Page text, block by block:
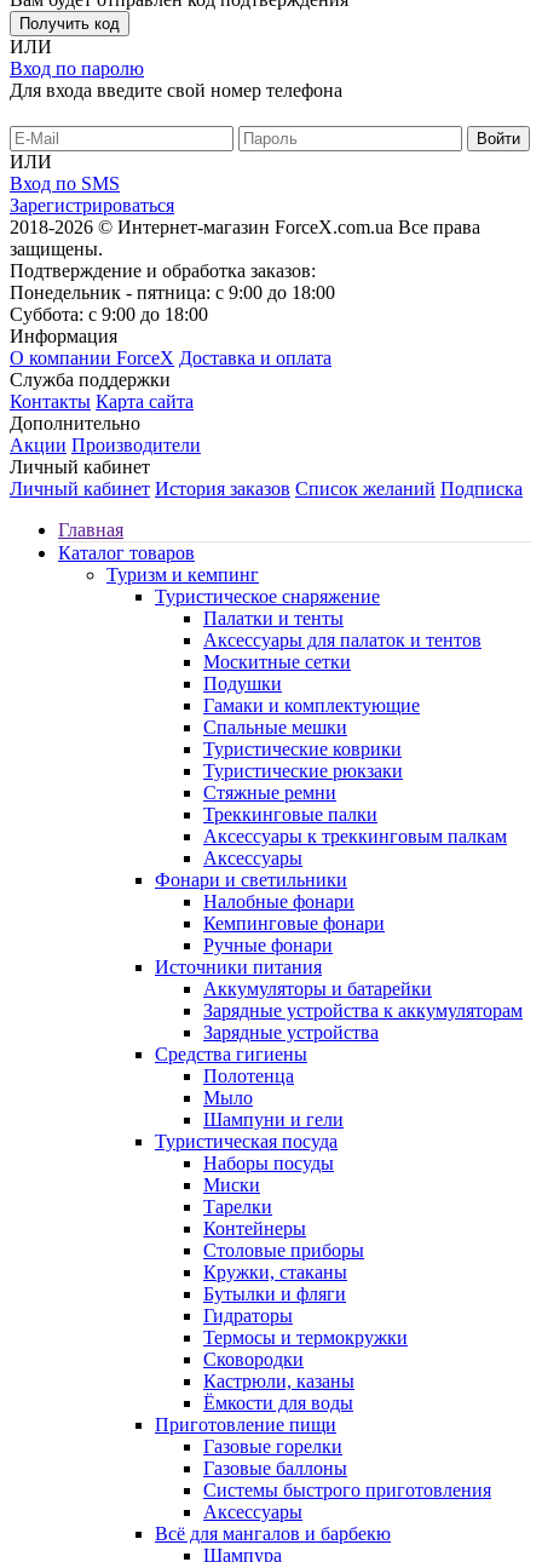
Получить код
ИЛИ
Вход по паролю
Для входа введите свой номер телефона
ИЛИ
Вход по SMS
Зарегистрироваться
2018-2026 © Интернет-магазин ForceX.com.ua Все права
защищены.
Подтверждение и обработка заказов:
Понедельник - пятница: с 9:00 до 18:00
Суббота: с 9:00 до 18:00
Информация
О компании ForceX Доставка и оплата
Служба поддержки
Контакты Карта сайта
Дополнительно
Акции Производители
Личный кабинет
Личный кабинет История заказов Список желаний Подписка
Главная
Каталог товаров
Туризм и кемпинг
Туристическое снаряжение
Палатки и тенты
Аксессуары для палаток и тентов
Москитные сетки
Подушки
Гамаки и комплектующие
Спальные мешки
Туристические коврики
Туристические рюкзаки
Стяжные ремни
Треккинговые палки
Аксессуары к треккинговым палкам
Аксессуары
Фонари и светильники
Налобные фонари
Кемпинговые фонари
Ручные фонари
Источники питания
Аккумуляторы и батарейки
Зарядные устройства к аккумуляторам
Зарядные устройства
Средства гигиены
Полотенца
Мыло
Шампуни и гели
Туристическая посуда
Наборы посуды
Миски
Тарелки
Контейнеры
Столовые приборы
Кружки, стаканы
Бутылки и фляги
Гидраторы
Термосы и термокружки
Сковородки
Кастрюли, казаны
Ёмкости для воды
Приготовление пищи
Газовые горелки
Газовые баллоны
Системы быстрого приготовления
Аксессуары
Всё для мангалов и барбекю
Шампура